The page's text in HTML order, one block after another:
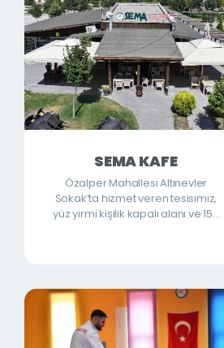
SEMA KAFE
Özalper Mahallesi Altınevler
Sokak’ta hizmet veren tesisimiz,
yüz yirmi kişilik kapalı alanı ve 150
kafe ürünlerinin yanı sıra, fast food
menüleriyle de pratik ve
doyurucu seçenekler ile hizmet
vermektedir.